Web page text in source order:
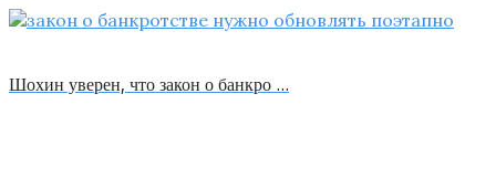
Шохин уверен, что закон о банкро …